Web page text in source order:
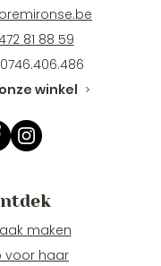
81 88 59
0746.406.486
winkel >
maken
voor haar